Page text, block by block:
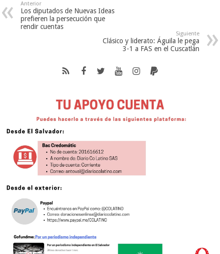
Anterior
Los diputados de Nuevas Ideas
prefieren la persecución que
rendir cuentas
Siguiente
Clásico y liderato: Águila le pega
3-1 a FAS en el Cuscatlán